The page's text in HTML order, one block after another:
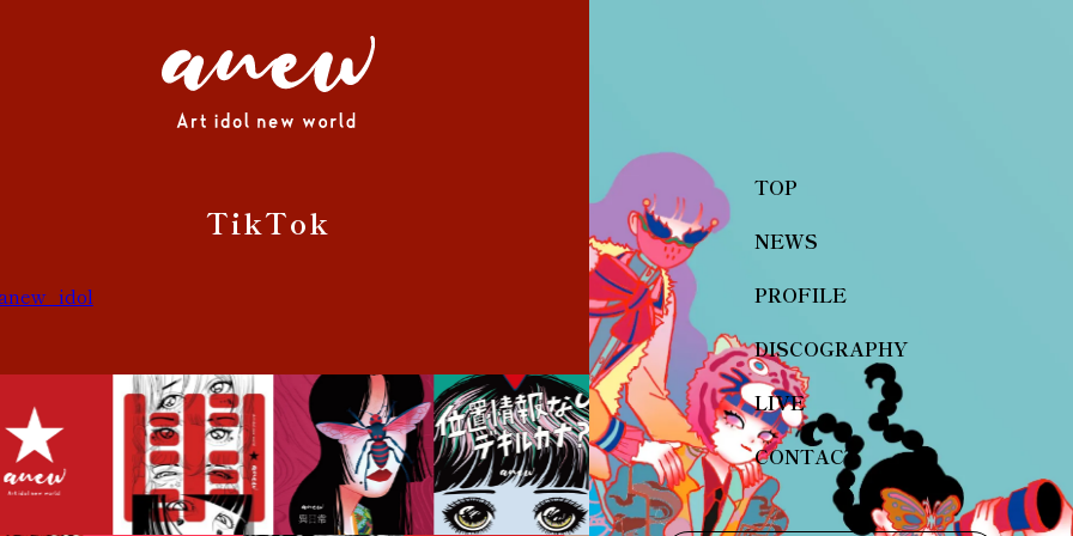
TikTok
TOP
NEWS
PROFILE
DISCOGRAPHY
LIVE
CONTACT